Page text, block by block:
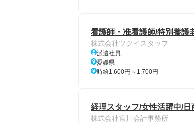
看護師・准看護師/特別養護
株式会社ツクイスタッフ
派遣社員
愛媛県
時給1,600円～1,700円
経理スタッフ/女性活躍中/
株式会社宮川会計事務所